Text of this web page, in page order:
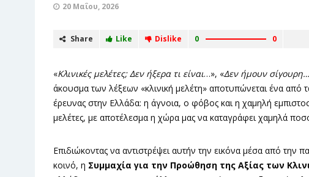
20 Μαΐου, 2026
Share Like Dislike 0 0
«Κλινικές μελέτες; Δεν ήξερα τι είναι…», «Δεν ήμουν
άκουσμα των λέξεων «κλινική μελέτη» αποτυπώνεται ένα από
έρευνας στην Ελλάδα: η άγνοια, ο φόβος και η χαμηλή
μελέτες, με αποτέλεσμα η χώρα μας να καταγράφει χαμηλά
Επιδιώκοντας να αντιστρέψει αυτήν την εικόνα μέσα από
κοινό, η Συμμαχία για την Προώθηση της Αξίας των